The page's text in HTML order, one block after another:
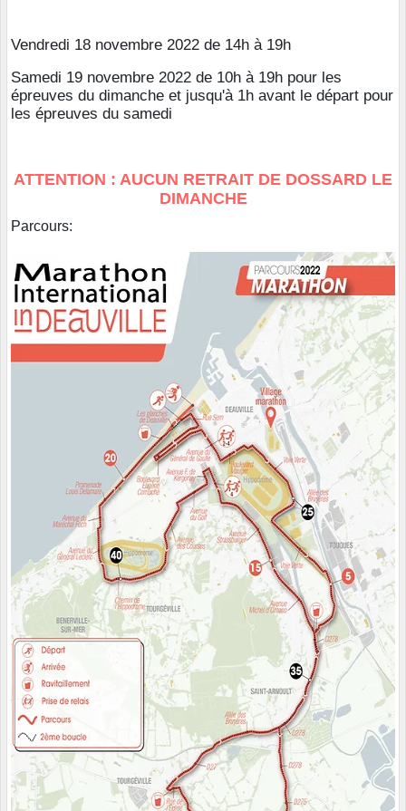
Vendredi 18 novembre 2022 de 14h à 19h
Samedi 19 novembre 2022 de 10h à 19h pour les
épreuves du dimanche et jusqu'à 1h avant le départ pour
les épreuves du samedi
ATTENTION : AUCUN RETRAIT DE DOSSARD LE
DIMANCHE
Parcours: